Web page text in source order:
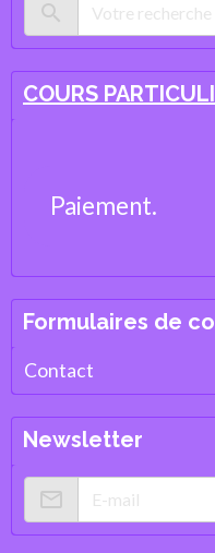
COURS
Paiement.
Formulaires de
Contact
Newsletter